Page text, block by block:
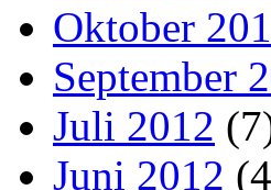
Oktober
September
Juli 2012
Juni 2012